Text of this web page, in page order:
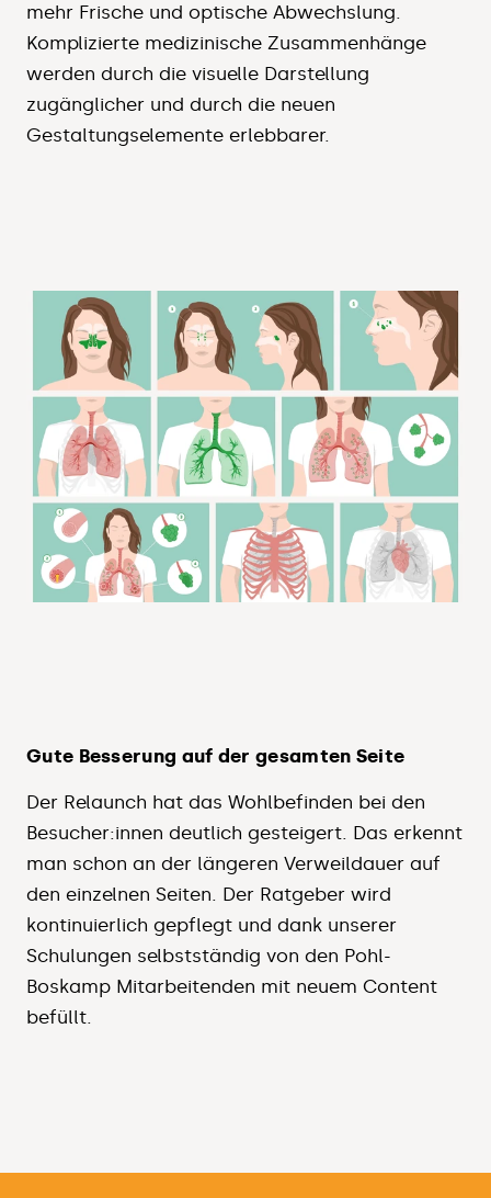
mehr Frische und optische Abwechslung.
Komplizierte medizinische Zusammenhänge
werden durch die visuelle Darstellung
zugänglicher und durch die neuen
Gestaltungselemente erlebbarer.
Gute Besserung auf der gesamten Seite
Der Relaunch hat das Wohlbefinden bei den
Besucher:innen deutlich gesteigert. Das erkennt
man schon an der längeren Verweildauer auf
den einzelnen Seiten. Der Ratgeber wird
kontinuierlich gepflegt und dank unserer
Schulungen selbstständig von den Pohl-
Boskamp Mitarbeitenden mit neuem Content
befüllt.